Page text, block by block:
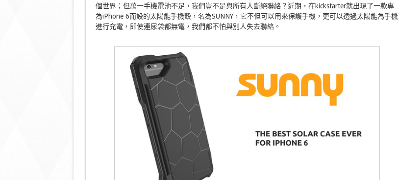
個世界；但萬一手機電池不足，我們豈不是與所有人斷絕聯絡？近期，在kickstarter就出現了一款專
為iPhone 6而設的太陽能手機殼，名為SUNNY，它不但可以用來保護手機，更可以透過太陽能為手機
進行充電，即使連尿袋都無電，我們都不怕與別人失去聯絡。